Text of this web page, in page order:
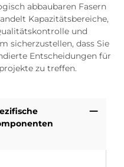
abbaubaren Fasern
Kapazitätsbereiche,
und
sicherzustellen, dass Sie
Entscheidungen für
zu treffen.